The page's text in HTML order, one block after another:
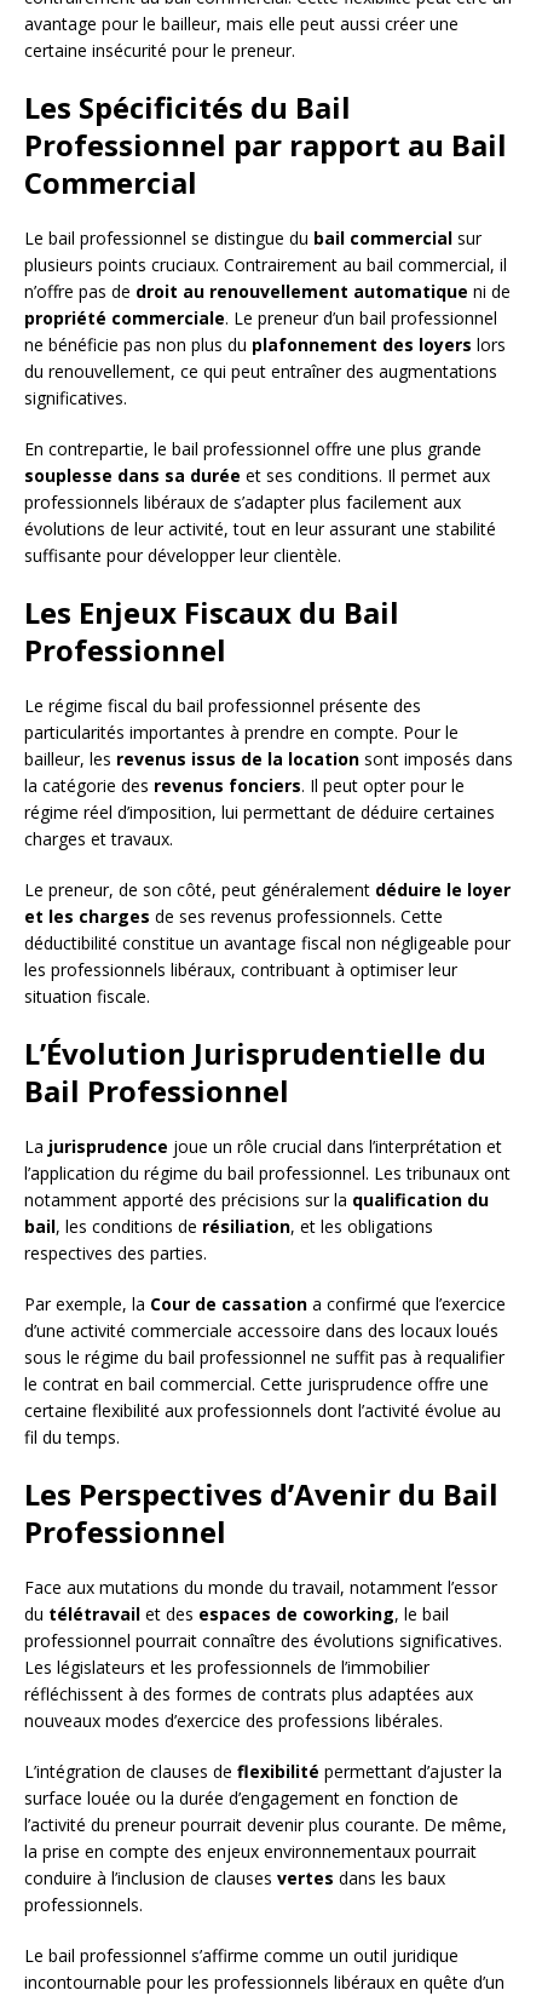
avantage pour le bailleur, mais elle peut aussi créer une
certaine insécurité pour le preneur.
Les Spécificités du Bail
Professionnel par rapport au Bail
Commercial
Le bail professionnel se distingue du bail commercial sur
plusieurs points cruciaux. Contrairement au bail commercial, il
n’offre pas de droit au renouvellement automatique ni de
propriété commerciale. Le preneur d’un bail professionnel
ne bénéficie pas non plus du plafonnement des loyers lors
du renouvellement, ce qui peut entraîner des augmentations
significatives.
En contrepartie, le bail professionnel offre une plus grande
souplesse dans sa durée et ses conditions. Il permet aux
professionnels libéraux de s’adapter plus facilement aux
évolutions de leur activité, tout en leur assurant une stabilité
suffisante pour développer leur clientèle.
Les Enjeux Fiscaux du Bail
Professionnel
Le régime fiscal du bail professionnel présente des
particularités importantes à prendre en compte. Pour le
bailleur, les revenus issus de la location sont imposés dans
la catégorie des revenus fonciers. Il peut opter pour le
régime réel d’imposition, lui permettant de déduire certaines
charges et travaux.
Le preneur, de son côté, peut généralement déduire le loyer
et les charges de ses revenus professionnels. Cette
déductibilité constitue un avantage fiscal non négligeable pour
les professionnels libéraux, contribuant à optimiser leur
situation fiscale.
L’Évolution Jurisprudentielle du
Bail Professionnel
La jurisprudence joue un rôle crucial dans l’interprétation et
l’application du régime du bail professionnel. Les tribunaux ont
notamment apporté des précisions sur la qualification du
bail, les conditions de résiliation, et les obligations
respectives des parties.
Par exemple, la Cour de cassation a confirmé que l’exercice
d’une activité commerciale accessoire dans des locaux loués
sous le régime du bail professionnel ne suffit pas à requalifier
le contrat en bail commercial. Cette jurisprudence offre une
certaine flexibilité aux professionnels dont l’activité évolue au
fil du temps.
Les Perspectives d’Avenir du Bail
Professionnel
Face aux mutations du monde du travail, notamment l’essor
du télétravail et des espaces de coworking, le bail
professionnel pourrait connaître des évolutions significatives.
Les législateurs et les professionnels de l’immobilier
réfléchissent à des formes de contrats plus adaptées aux
nouveaux modes d’exercice des professions libérales.
L’intégration de clauses de flexibilité permettant d’ajuster la
surface louée ou la durée d’engagement en fonction de
l’activité du preneur pourrait devenir plus courante. De même,
la prise en compte des enjeux environnementaux pourrait
conduire à l’inclusion de clauses vertes dans les baux
professionnels.
Le bail professionnel s’affirme comme un outil juridique
incontournable pour les professionnels libéraux en quête d’un